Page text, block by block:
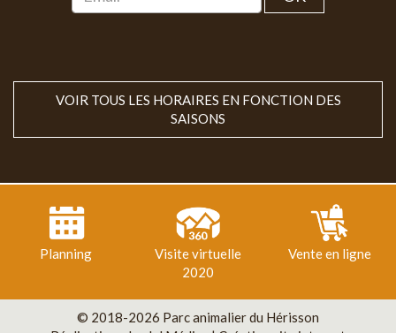
VOIR TOUS LES HORAIRES EN FONCTION DES
SAISONS
Planning
Visite virtuelle
2020
Vente en ligne
© 2018-2026 Parc animalier du Hérisson